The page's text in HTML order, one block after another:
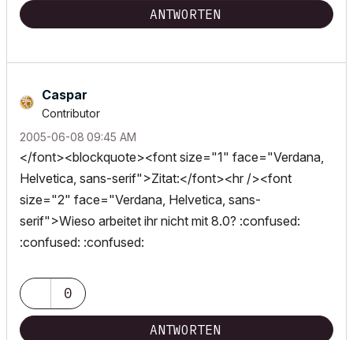
ANTWORTEN
Caspar
Contributor
‎2005-06-08 09:45 AM
</font><blockquote><font size="1" face="Verdana,
Helvetica, sans-serif">Zitat:</font><hr /><font
size="2" face="Verdana, Helvetica, sans-
serif">Wieso arbeitet ihr nicht mit 8.0? :confused:
:confused: :confused:
0
ANTWORTEN